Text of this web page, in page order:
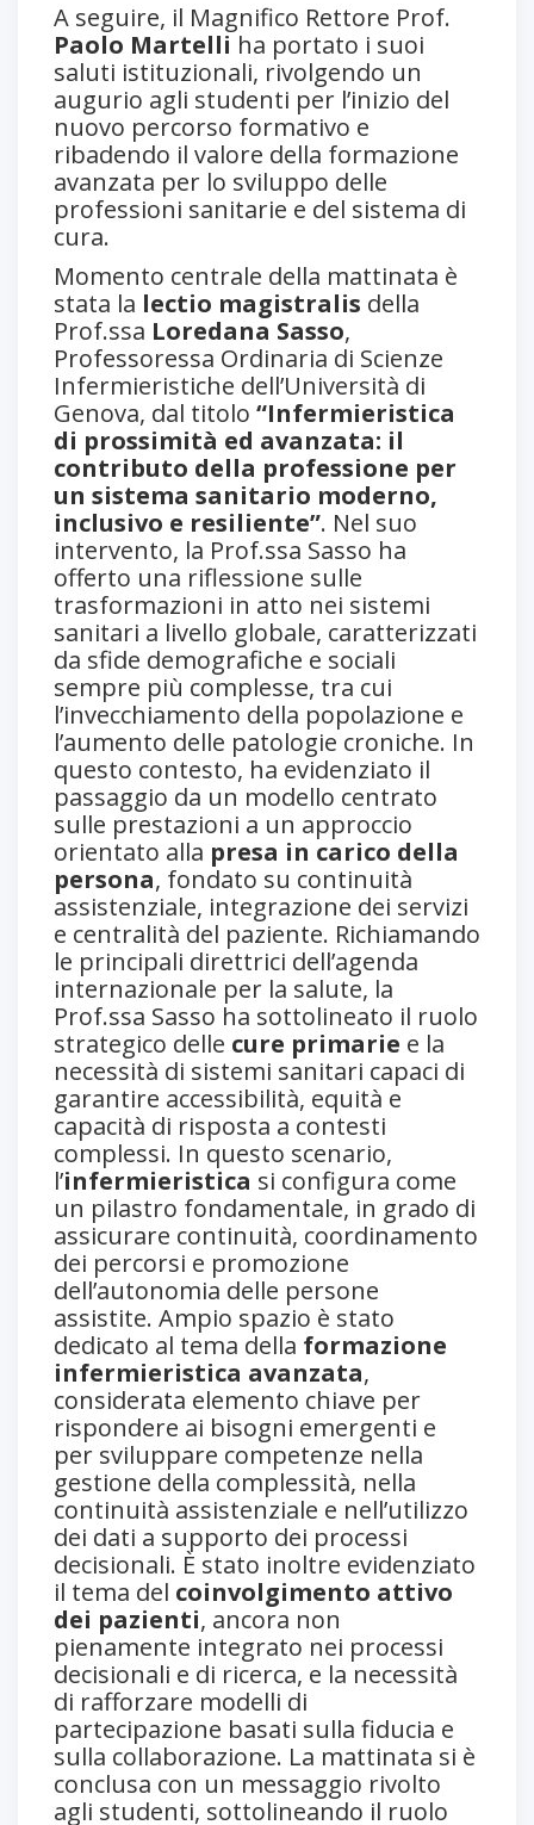
A seguire, il Magnifico Rettore Prof.
Paolo Martelli ha portato i suoi
saluti istituzionali, rivolgendo un
augurio agli studenti per l’inizio del
nuovo percorso formativo e
ribadendo il valore della formazione
avanzata per lo sviluppo delle
professioni sanitarie e del sistema di
cura.
Momento centrale della mattinata è
stata la lectio magistralis della
Prof.ssa Loredana Sasso,
Professoressa Ordinaria di Scienze
Infermieristiche dell’Università di
Genova, dal titolo “Infermieristica
di prossimità ed avanzata: il
contributo della professione per
un sistema sanitario moderno,
inclusivo e resiliente”. Nel suo
intervento, la Prof.ssa Sasso ha
offerto una riflessione sulle
trasformazioni in atto nei sistemi
sanitari a livello globale, caratterizzati
da sfide demografiche e sociali
sempre più complesse, tra cui
l’invecchiamento della popolazione e
l’aumento delle patologie croniche. In
questo contesto, ha evidenziato il
passaggio da un modello centrato
sulle prestazioni a un approccio
orientato alla presa in carico della
persona, fondato su continuità
assistenziale, integrazione dei servizi
e centralità del paziente. Richiamando
le principali direttrici dell’agenda
internazionale per la salute, la
Prof.ssa Sasso ha sottolineato il ruolo
strategico delle cure primarie e la
necessità di sistemi sanitari capaci di
garantire accessibilità, equità e
capacità di risposta a contesti
complessi. In questo scenario,
l’infermieristica si configura come
un pilastro fondamentale, in grado di
assicurare continuità, coordinamento
dei percorsi e promozione
dell’autonomia delle persone
assistite. Ampio spazio è stato
dedicato al tema della formazione
infermieristica avanzata,
considerata elemento chiave per
rispondere ai bisogni emergenti e
per sviluppare competenze nella
gestione della complessità, nella
continuità assistenziale e nell’utilizzo
dei dati a supporto dei processi
decisionali. È stato inoltre evidenziato
il tema del coinvolgimento attivo
dei pazienti, ancora non
pienamente integrato nei processi
decisionali e di ricerca, e la necessità
di rafforzare modelli di
partecipazione basati sulla fiducia e
sulla collaborazione. La mattinata si è
conclusa con un messaggio rivolto
agli studenti, sottolineando il ruolo